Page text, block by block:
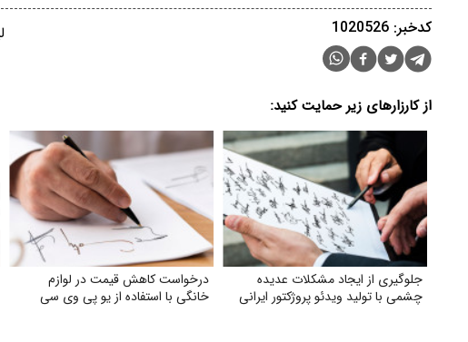
کدخبر: 1020526
از کارزارهای زیر حمایت کنید:
جلوگیری از ایجاد مشکلات عدیده
چشمی با تولید ویدئو پروژکتور ایرانی
درخواست کاهش قیمت در لوازم
خانگی با استفاده از یو پی وی سی